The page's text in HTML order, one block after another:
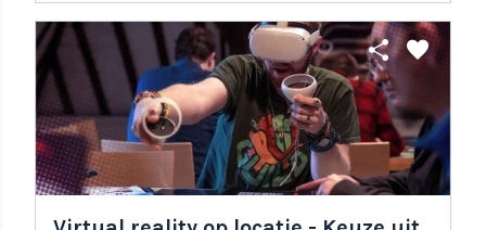
share favorite